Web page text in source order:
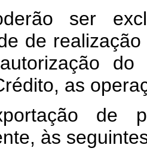
ser
de
do
as
de
às